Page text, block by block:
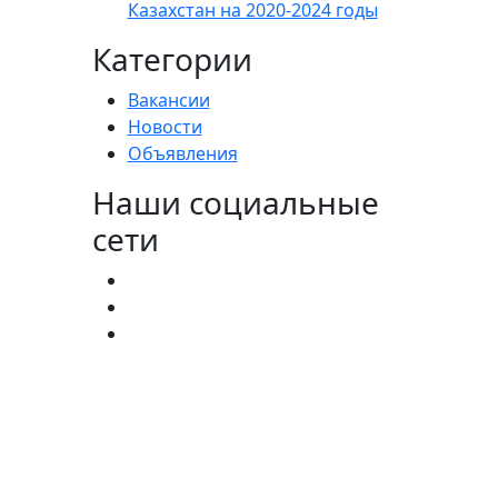
Казахстан на 2020-2024 годы
Категории
Вакансии
Новости
Объявления
Наши социальные
сети